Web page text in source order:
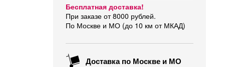
Бесплатная доставка!
При заказе от 8000 рублей.
По Москве и МО (до 10 км от МКАД)
Доставка по Москве и МО